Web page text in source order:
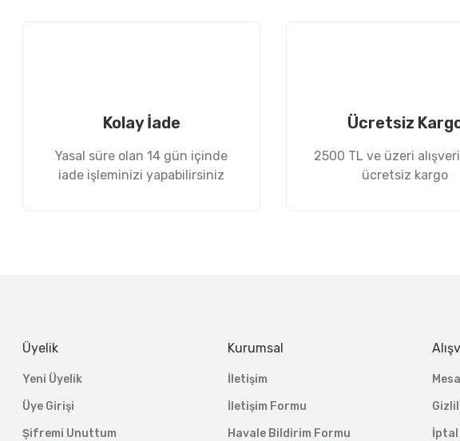
Kolay İade
Yasal süre olan 14 gün içinde
iade işleminizi yapabilirsiniz
Ücretsiz
2500 TL ve üzeri
ücretsiz kargo
Üyelik
Yeni Üyelik
Üye Girişi
Şifremi Unuttum
Kurumsal
İletişim
İletişim Formu
Havale Bildirim Formu
İptal